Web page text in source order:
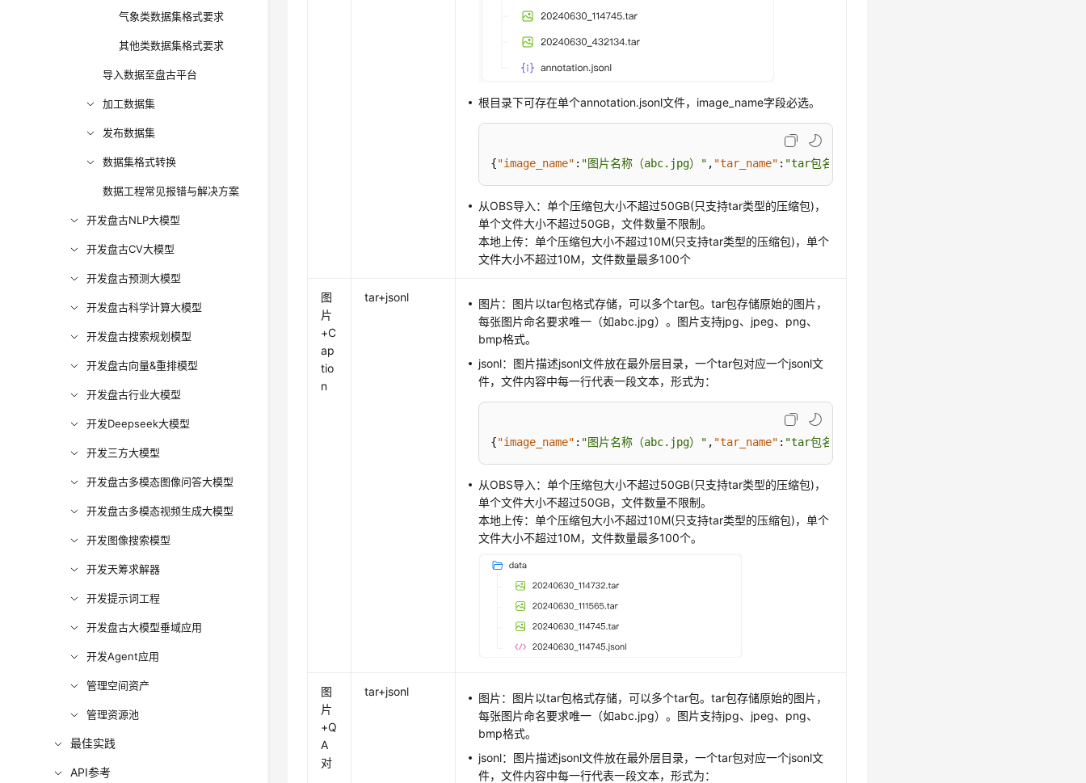
气象类数据集格式要求
其他类数据集格式要求
导入数据至盘古平台
加工数据集
发布数据集
数据集格式转换
数据工程常见报错与解决方案
开发盘古NLP大模型
开发盘古CV大模型
开发盘古预测大模型
开发盘古科学计算大模型
开发盘古搜索规划模型
开发盘古向量&重排模型
开发盘古行业大模型
开发Deepseek大模型
开发三方大模型
开发盘古多模态图像问答大模型
开发盘古多模态视频生成大模型
开发图像搜索模型
开发天筹求解器
开发提示词工程
开发盘古大模型垂域应用
开发Agent应用
管理空间资产
管理资源池
最佳实践
API参考
根目录下可存在单个annotation.jsonl文件，image_name字段必选。
{"image_name" : "图片名称（abc.jpg）" , "tar_name" : "tar包名称（1.tar）"
从OBS导入：单个压缩包大小不超过50GB(只支持tar类型的压缩包)，
单个文件大小不超过50GB，文件数量不限制。
本地上传：单个压缩包大小不超过10M(只支持tar类型的压缩包)，单个
文件大小不超过10M，文件数量最多100个
图
片
+C
ap
tio
n
tar+jsonl
图片：图片以tar包格式存储，可以多个tar包。tar包存储原始的图片，
每张图片命名要求唯一（如abc.jpg）。图片支持jpg、jpeg、png、
bmp格式。
jsonl：图片描述jsonl文件放在最外层目录，一个tar包对应一个jsonl文
件，文件内容中每一行代表一段文本，形式为：
{"image_name" : "图片名称（abc.jpg）" , "tar_name" : "tar包名称（1.tar）"
从OBS导入：单个压缩包大小不超过50GB(只支持tar类型的压缩包)，
单个文件大小不超过50GB，文件数量不限制。
本地上传：单个压缩包大小不超过10M(只支持tar类型的压缩包)，单个
文件大小不超过10M，文件数量最多100个。
图
片
+Q
A
对
tar+jsonl
图片：图片以tar包格式存储，可以多个tar包。tar包存储原始的图片，
每张图片命名要求唯一（如abc.jpg）。图片支持jpg、jpeg、png、
bmp格式。
jsonl：图片描述jsonl文件放在最外层目录，一个tar包对应一个jsonl文
件，文件内容中每一行代表一段文本，形式为：